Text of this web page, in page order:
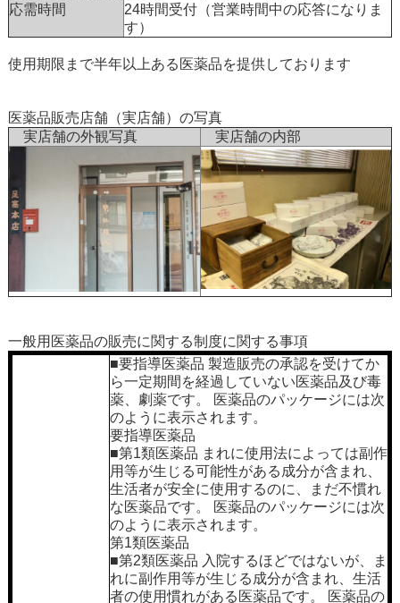
応需時間
24時間受付（営業時間中の応答になりま
す）
使用期限まで半年以上ある医薬品を提供しております
医薬品販売店舗（実店舗）の写真
実店舗の外観写真
実店舗の内部
一般用医薬品の販売に関する制度に関する事項
■要指導医薬品 製造販売の承認を受けてか
ら一定期間を経過していない医薬品及び毒
薬、劇薬です。 医薬品のパッケージには次
のように表示されます。
要指導医薬品
■第1類医薬品 まれに使用法によっては副作
用等が生じる可能性がある成分が含まれ、
生活者が安全に使用するのに、まだ不慣れ
な医薬品です。 医薬品のパッケージには次
のように表示されます。
第1類医薬品
■第2類医薬品 入院するほどではないが、ま
れに副作用等が生じる成分が含まれ、生活
者の使用慣れがある医薬品です。 医薬品の